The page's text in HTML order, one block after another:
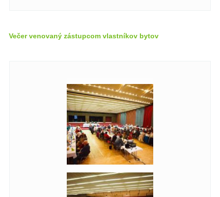
Večer venovaný zástupcom vlastníkov bytov